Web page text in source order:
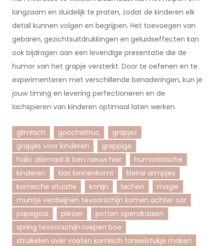
langzaam en duidelijk te praten, zodat de kinderen elk
detail kunnen volgen en begrijpen. Het toevoegen van
gebaren, gezichtsuitdrukkingen en geluidseffecten kan
ook bijdragen aan een levendige presentatie die de
humor van het grapje versterkt. Door te oefenen en te
experimenteren met verschillende benaderingen, kun je
jouw timing en levering perfectioneren en de
lachspieren van kinderen optimaal laten werken.
glimlach goocheltruc
grapjes
grapjes voor kinderen
grappige
hallo allemaal ik ben nieuw hier
humoristische
kinderen
klas binnenkomt
kleine armpjes
komische situatie
konijn lachen
magie
muntje verdwijnen tevoorschijn komen achter oor
papegaai
plezier
potten opendraaien
spring tevoorschijn roepen boe
struikelen over voeten komisch toneelstukje maken